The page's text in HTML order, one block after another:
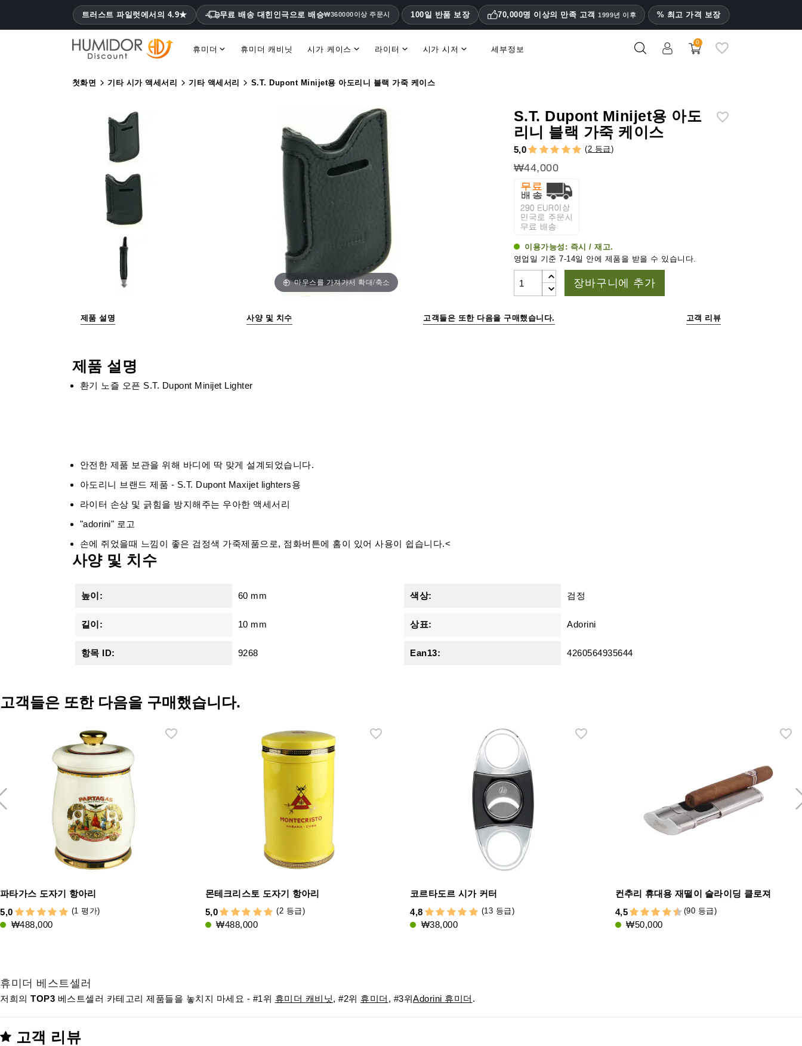
트러스트 파일럿에서의 4.9★ 무료 배송 대힌인극으로 배승₩360000이상 주문시 100일 반품 보장 70,000명 이상의 만족 고객 1999년 이후 % 최고 가격 보장
0
휴미더 휴미더 캐비닛 시가 케이스 라이터 시가 시저 세부정보
첫화면 기타 시가 액세서리 기타 액세서리 S.T. Dupont Minijet용 아도리니 블랙 가죽 케이스
마우스를 가져가서 확대/축소
S.T. Dupont Minijet용 아도
리니 블랙 가죽 케이스
5,0 (2 등급)
₩44,000
이용가능성: 즉시 / 재고.
영업일 기준 7-14일 안에 제품을 받을 수 있습니다.
장바구니에 추가
제품 설명 사양 및 치수 고객들은 또한 다음을 구매했습니다. 고객 리뷰
제품 설명
환기 노즐 오픈 S.T. Dupont Minijet Lighter
안전한 제품 보관을 위해 바디에 딱 맞게 설계되었습니다.
아도리니 브랜드 제품 - S.T. Dupont Maxijet lighters용
라이터 손상 및 긁힘을 방지해주는 우아한 액세서리
"adorini" 로고
손에 쥐었을때 느낌이 좋은 검정색 가죽제품으로, 점화버튼에 홈이 있어 사용이 쉽습니다.<
사양 및 치수
높이: 60 mm
길이: 10 mm
항목 ID: 9268
색상: 검정
상표: Adorini
Ean13: 4260564935644
고객들은 또한 다음을 구매했습니다.
파타가스 도자기 항아리
5,0
(1 평가)
₩488,000
몬테크리스토 도자기 항아리
5,0
(2 등급)
₩488,000
코르타도르 시가 커터
4,8
(13 등급)
₩38,000
컨추리 휴대용 재떨이 슬라이딩 클로져
4,5
(90 등급)
₩50,000
휴미더 베스트셀러
저희의 TOP3 베스트셀러 카테고리 제품들을 놓치지 마세요 - #1위 휴미더 캐비닛, #2위 휴미더 , #3위Adorini 휴미더 .
고객 리뷰